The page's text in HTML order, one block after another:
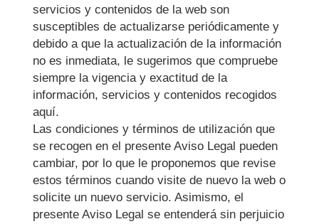
servicios y contenidos de la web son
susceptibles de actualizarse periódicamente y
debido a que la actualización de la información
no es inmediata, le sugerimos que compruebe
siempre la vigencia y exactitud de la
información, servicios y contenidos recogidos
aquí.
Las condiciones y términos de utilización que
se recogen en el presente Aviso Legal pueden
cambiar, por lo que le proponemos que revise
estos términos cuando visite de nuevo la web o
solicite un nuevo servicio. Asimismo, el
presente Aviso Legal se entenderá sin perjuicio